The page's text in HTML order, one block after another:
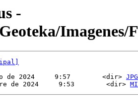
-
Imagenes/
de 2024     9:57        <dir> JPG
de 2024     9:53        <dir>